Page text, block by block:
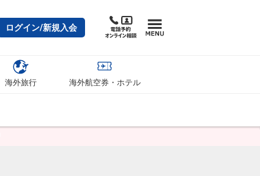
ログイン/新規入会
海外旅行 海外航空券・ホテル